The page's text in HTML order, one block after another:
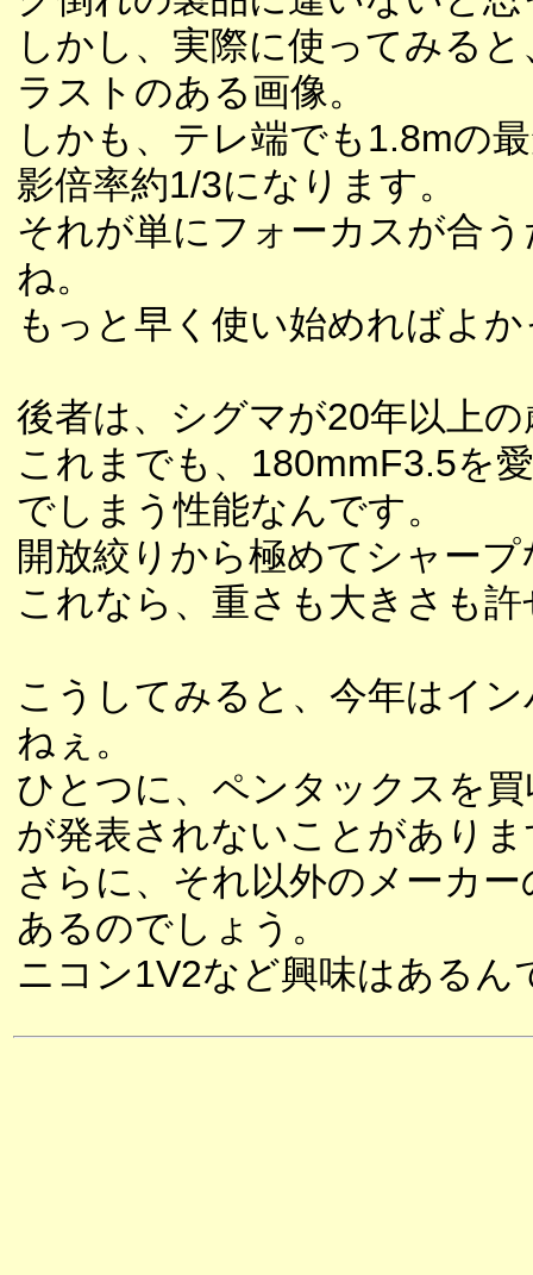
しかし、実際に使ってみる
ラストのある画像。
しかも、テレ端でも1.8mの
影倍率約1/3になります。
それが単にフォーカスが合
ね。
もっと早く使い始めればよ
後者は、シグマが20年以上
これまでも、180mmF3.5を
でしまう性能なんです。
開放絞りから極めてシャー
これなら、重さも大きさも
こうしてみると、今年はイ
ねぇ。
ひとつに、ペンタックスを
が発表されないことがあり
さらに、それ以外のメーカ
あるのでしょう。
ニコン1V2など興味はあるん